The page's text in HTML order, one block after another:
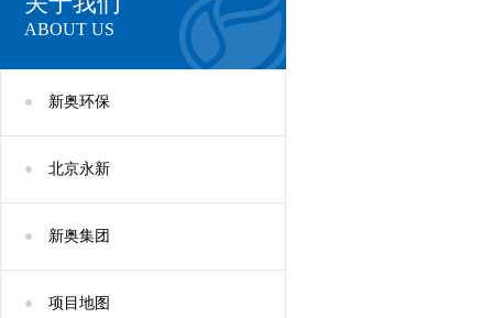
ABOUT US
新奥环保
北京永新
新奥集团
项目地图